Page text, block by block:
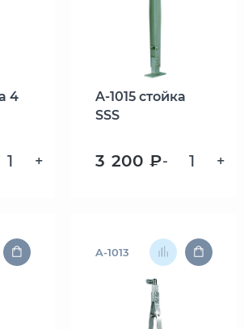
4
+
A-1015 стойка
SSS
3 200 ₽- +
A-1013